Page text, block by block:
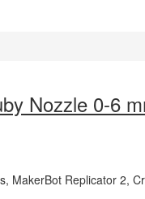
Nozzle 0-6
MakerBot Replicator 2,